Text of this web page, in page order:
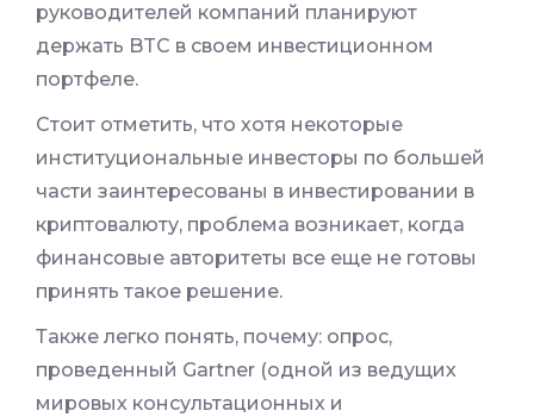
руководителей компаний планируют
держать BTC в своем инвестиционном
портфеле.
Стоит отметить, что хотя некоторые
институциональные инвесторы по большей
части заинтересованы в инвестировании в
криптовалюту, проблема возникает, когда
финансовые авторитеты все еще не готовы
принять такое решение.
Также легко понять, почему: опрос,
проведенный Gartner (одной из ведущих
мировых консультационных и